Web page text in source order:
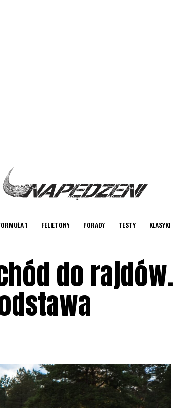
1 FELIETONY PORADY TESTY KLASYKI
do rajdów.